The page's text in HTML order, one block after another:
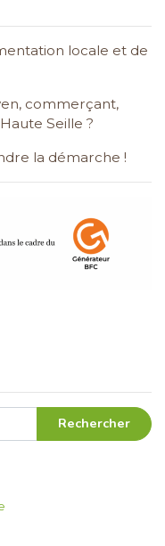
locale et de
commerçant,
Seille ?
la démarche !